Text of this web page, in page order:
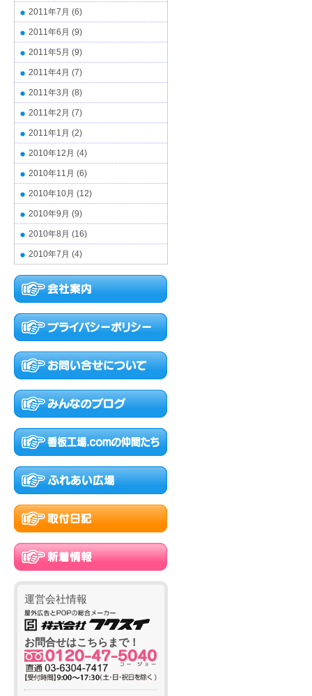
2011年7月 (6)
2011年6月 (9)
2011年5月 (9)
2011年4月 (7)
2011年3月 (8)
2011年2月 (7)
2011年1月 (2)
2010年12月 (4)
2010年11月 (6)
2010年10月 (12)
2010年9月 (9)
2010年8月 (16)
2010年7月 (4)
運営会社情報
お問合せはこちらまで！